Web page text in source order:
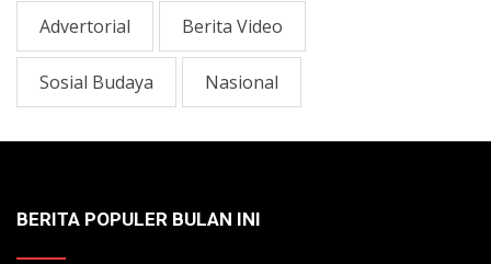
Advertorial Berita Video
Sosial Budaya Nasional
BERITA POPULER BULAN INI